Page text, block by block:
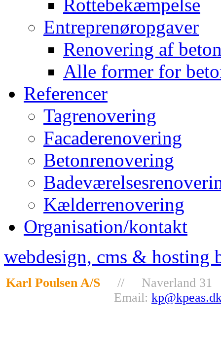
Rottebekæmpelse
Entreprenøropgaver
Renovering af
Alle former for
Referencer
Tagrenovering
Facaderenovering
Betonrenovering
Kælderrenovering
Organisation/kontakt
webdesign, cms & hosting
Karl Poulsen A/S
// Naverland
Email: